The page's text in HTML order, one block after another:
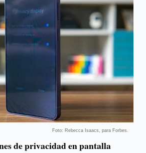
Foto: Rebecca Isaacs, para Forbes.
de privacidad en pantalla